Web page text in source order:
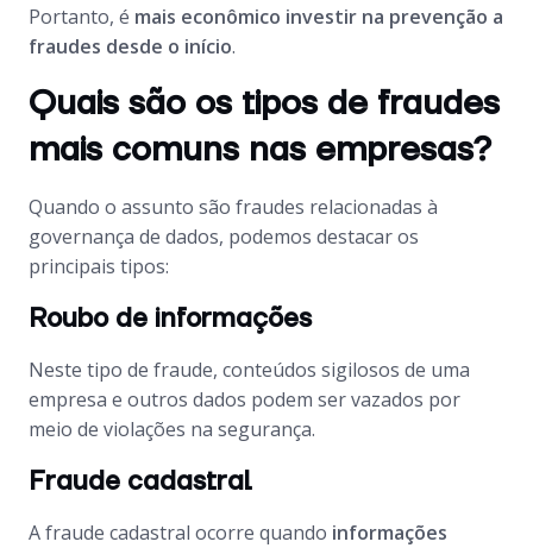
Portanto, é mais econômico investir na prevenção a
fraudes desde o início.
Quais são os tipos de fraudes
mais comuns nas empresas?
Quando o assunto são fraudes relacionadas à
governança de dados, podemos destacar os
principais tipos:
Roubo de informações
Neste tipo de fraude, conteúdos sigilosos de uma
empresa e outros dados podem ser vazados por
meio de violações na segurança.
Fraude cadastral
A fraude cadastral ocorre quando informações